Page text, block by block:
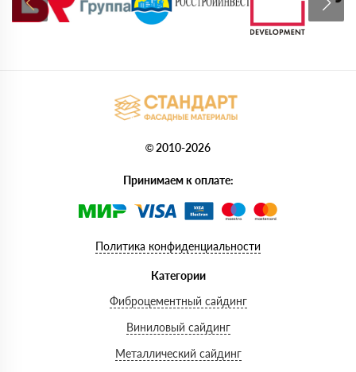
© 2010-2026
Принимаем к оплате:
Политика конфиденциальности
Категории
Фиброцементный сайдинг
Виниловый сайдинг
Металлический сайдинг